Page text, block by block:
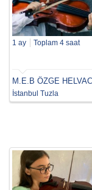
1 ay Toplam 4 saat
İstanbul Tuzla